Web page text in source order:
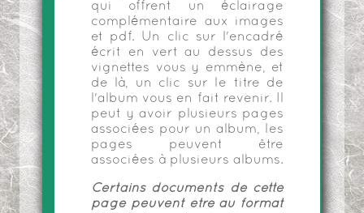
qui offrent un éclairage
complémentaire aux images
et pdf. Un clic sur l'encadré
écrit en vert au dessus des
vignettes vous y emmène, et
de là, un clic sur le titre de
l'album vous en fait revenir. Il
peut y avoir plusieurs pages
associées pour un album, les
pages peuvent être
associées à plusieurs albums.
Certains documents de cette
page peuvent être au format